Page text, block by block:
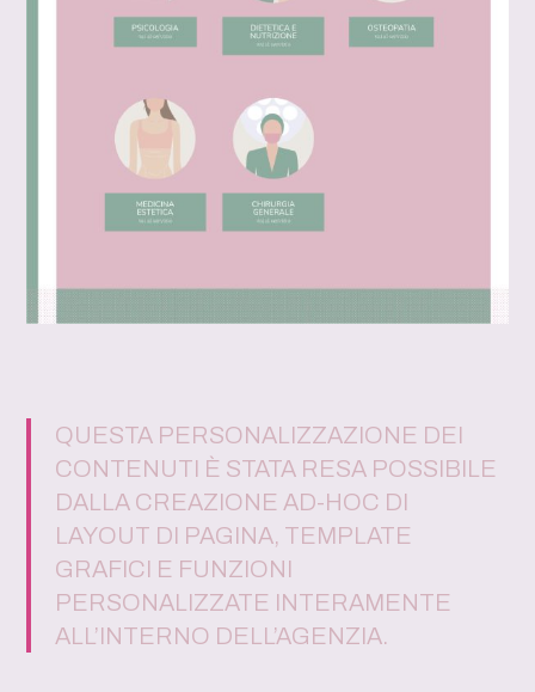
QUESTA PERSONALIZZAZIONE DEI
CONTENUTI È STATA RESA POSSIBILE
DALLA CREAZIONE AD-HOC DI
LAYOUT DI PAGINA, TEMPLATE
GRAFICI E FUNZIONI
PERSONALIZZATE INTERAMENTE
ALL’INTERNO DELL’AGENZIA.